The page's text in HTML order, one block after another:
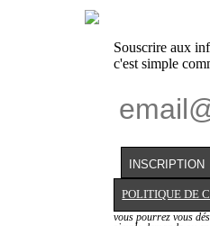
Souscrire aux
c'est simple
POLITIQUE DE
vous pourrez vous